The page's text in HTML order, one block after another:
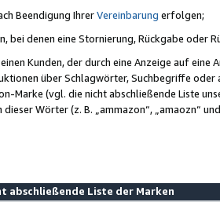
Beendigung IhrerVereinbarung erfolgen;
bei denen eine Stornierung, Rückgabe oder
Kunden, der durch eine Anzeige auf
über Schlagwörter, Suchbegriffe
Marke (vgl. die nicht abschließende Liste
Wörter (z. B. „ammazon“, „amaozn“
abschließende Liste der Marken